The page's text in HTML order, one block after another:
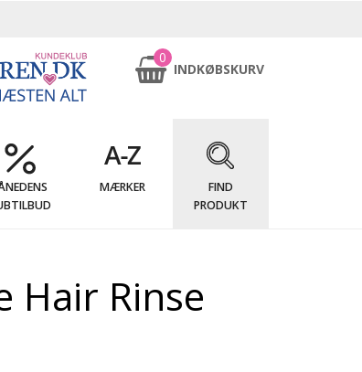
0
INDKØBSKURV
MÆRKER
FIND
PRODUKT
Hair Rinse